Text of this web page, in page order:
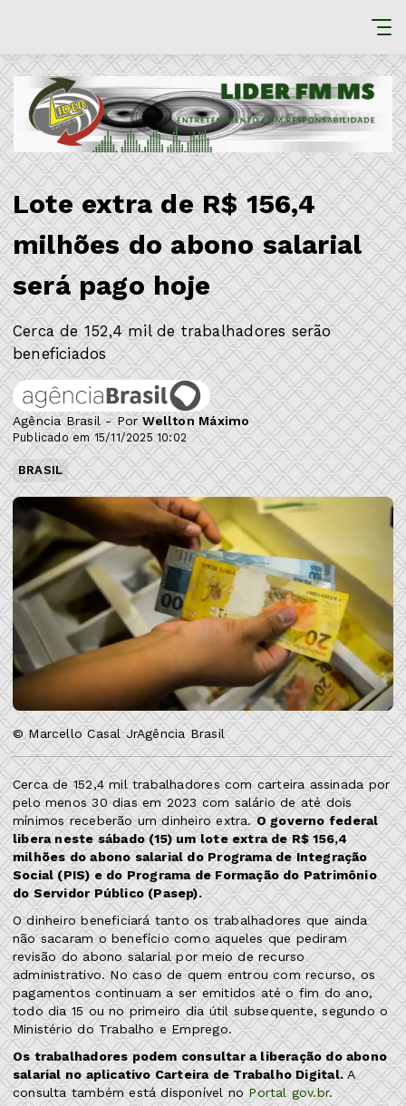
Lote extra de R$ 156,4
milhões do abono salarial
será pago hoje
Cerca de 152,4 mil de trabalhadores serão
beneficiados
Agência Brasil - PorWellton Máximo
Publicado em 15/11/2025 10:02
BRASIL
© Marcello Casal JrAgência Brasil
Cerca de 152,4 mil trabalhadores com carteira assinada por
pelo menos 30 dias em 2023 com salário de até dois
mínimos receberão um dinheiro extra. O governo federal
libera neste sábado (15) um lote extra de R$ 156,4
milhões do abono salarial do Programa de Integração
Social (PIS) e do Programa de Formação do Patrimônio
do Servidor Público (Pasep).
O dinheiro beneficiará tanto os trabalhadores que ainda
não sacaram o benefício como aqueles que pediram
revisão do abono salarial por meio de recurso
administrativo. No caso de quem entrou com recurso, os
pagamentos continuam a ser emitidos até o fim do ano,
todo dia 15 ou no primeiro dia útil subsequente, segundo o
Ministério do Trabalho e Emprego.
Os trabalhadores podem consultar a liberação do abono
salarial no aplicativo Carteira de Trabalho Digital.A
consulta também está disponível no Portal gov.br.